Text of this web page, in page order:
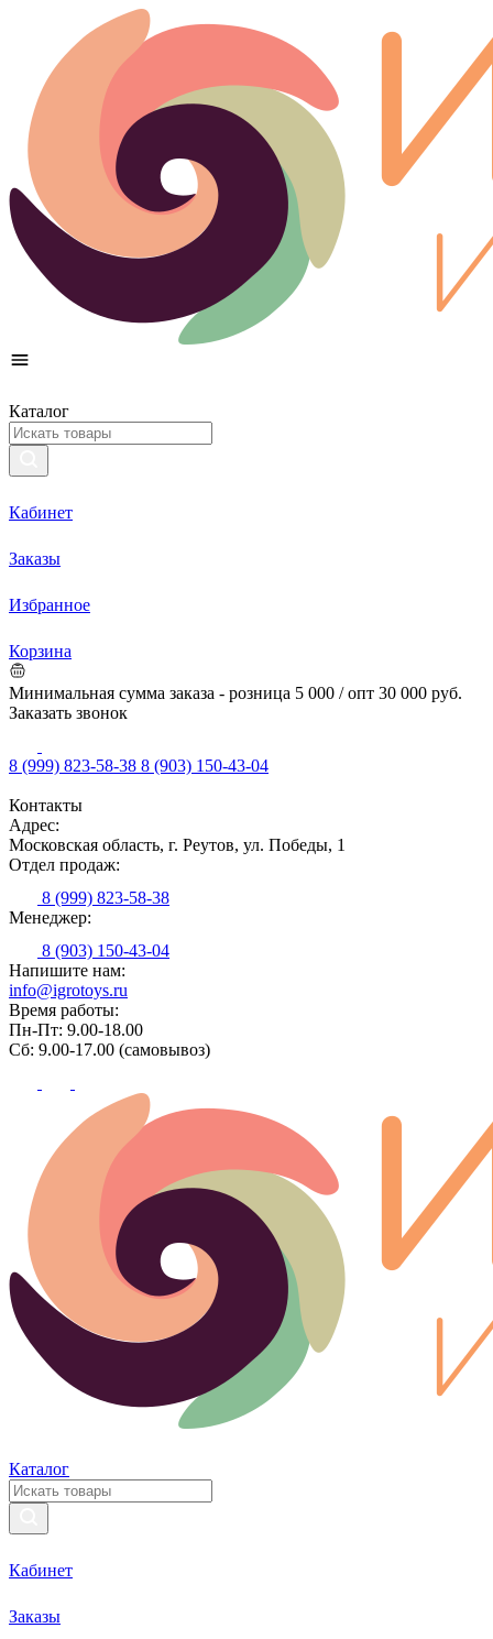
Каталог
Кабинет
Заказы
Избранное
Корзина
Минимальная сумма заказа - розница 5 000 / опт 30 000 руб.
Заказать звонок
8 (999) 823-58-38 8 (903) 150-43-04
Контакты
Адрес:
Московская область, г. Реутов, ул. Победы, 1
Отдел продаж:
8 (999) 823-58-38
Менеджер:
8 (903) 150-43-04
Напишите нам:
info@igrotoys.ru
Время работы:
Пн-Пт: 9.00-18.00
Сб: 9.00-17.00 (самовывоз)
Каталог
Кабинет
Заказы